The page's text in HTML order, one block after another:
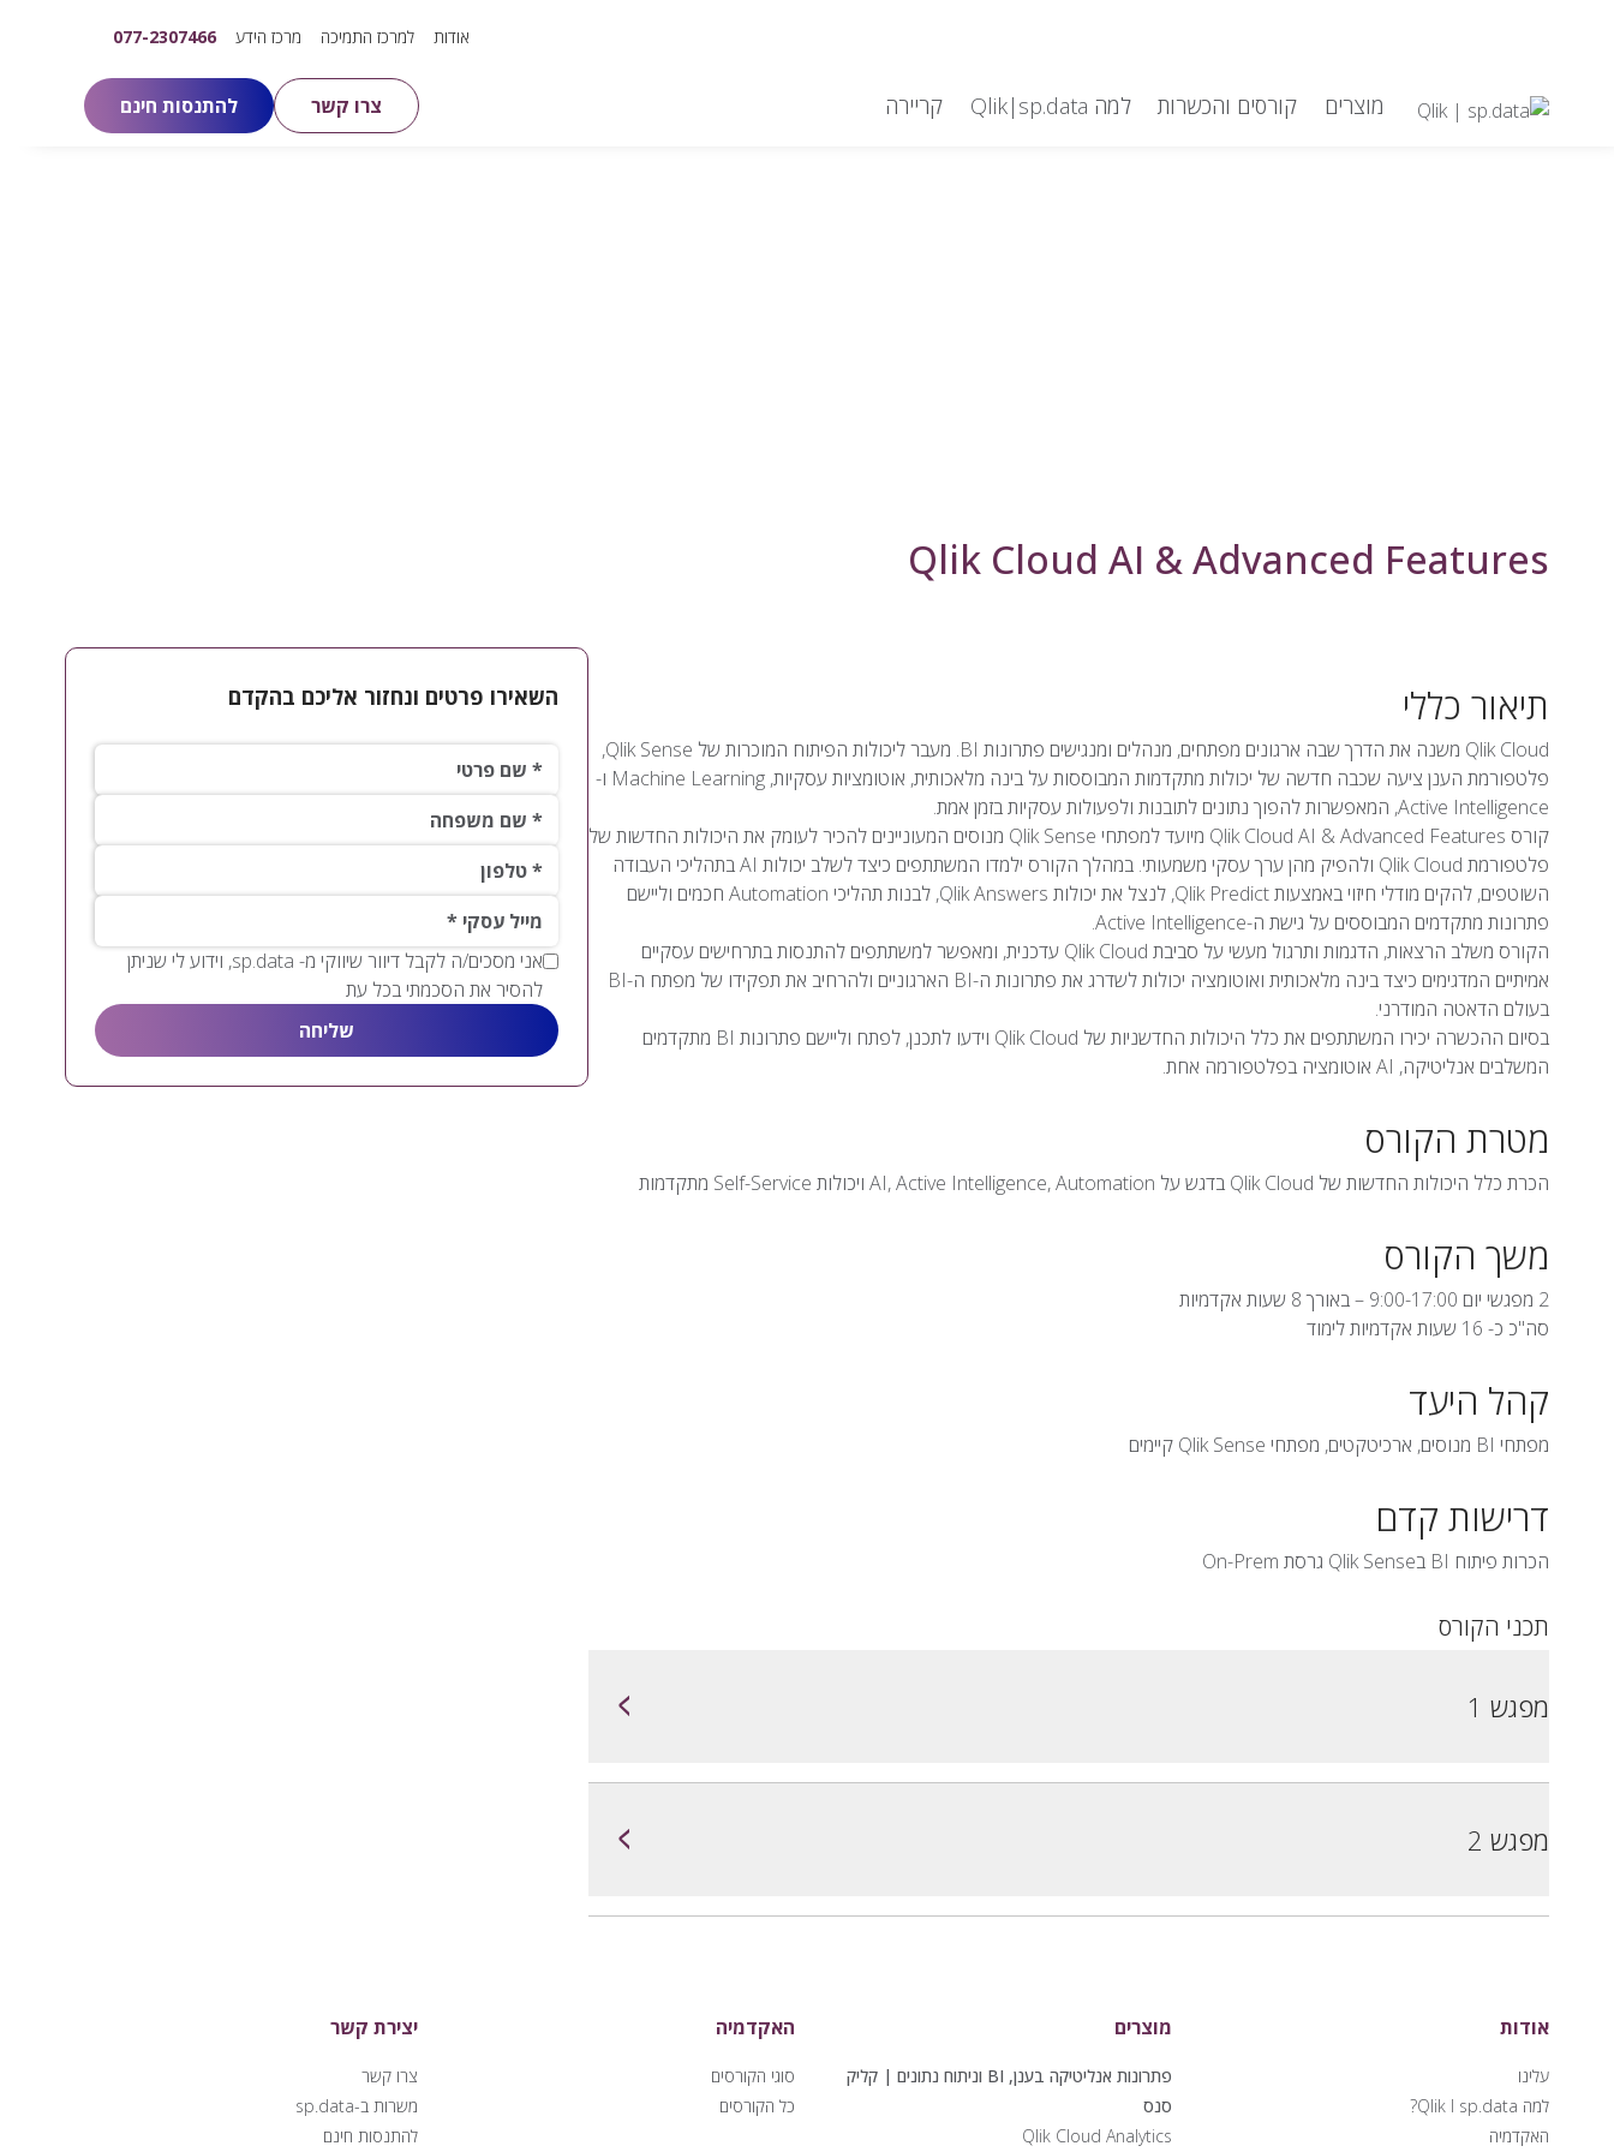
מוצרים קורסים והכשרות למה Qlik|sp.data קריירה
אודות למרכז התמיכה מרכז הידע 077-2307466
צרו קשר להתנסות חינם
Qlik Cloud AI & Advanced Features
תיאור כללי
Qlik Cloud משנה את הדרך שבה ארגונים מפתחים, מנהלים ומנגישים פתרונות BI. מעבר ליכולות הפיתוח המוכרות של Qlik Sense,
פלטפורמת הענן ציעה שכבה חדשה של יכולות מתקדמות המבוססות על בינה מלאכותית, אוטומציות עסקיות, Machine Learning ו-
Active Intelligence, המאפשרות להפוך נתונים לתובנות ולפעולות עסקיות בזמן אמת.
קורס Qlik Cloud AI & Advanced Features מיועד למפתחי Qlik Sense מנוסים המעוניינים להכיר לעומק את היכולות החדשות של
פלטפורמת Qlik Cloud ולהפיק מהן ערך עסקי משמעותי. במהלך הקורס ילמדו המשתתפים כיצד לשלב יכולות AI בתהליכי העבודה
השוטפים, להקים מודלי חיזוי באמצעות Qlik Predict, לנצל את יכולות Qlik Answers, לבנות תהליכי Automation חכמים וליישם
פתרונות מתקדמים המבוססים על גישת ה-Active Intelligence.
הקורס משלב הרצאות, הדגמות ותרגול מעשי על סביבת Qlik Cloud עדכנית, ומאפשר למשתתפים להתנסות בתרחישים עסקיים
אמיתיים המדגימים כיצד בינה מלאכותית ואוטומציה יכולות לשדרג את פתרונות ה-BI הארגוניים ולהרחיב את תפקידו של מפתח ה-BI
בעולם הדאטה המודרני.
בסיום ההכשרה יכירו המשתתפים את כלל היכולות החדשניות של Qlik Cloud וידעו לתכנן, לפתח וליישם פתרונות BI מתקדמים
המשלבים אנליטיקה, AI אוטומציה בפלטפורמה אחת.
מטרת הקורס
הכרת כלל היכולות החדשות של Qlik Cloud בדגש על AI, Active Intelligence, Automation ויכולות Self-Service מתקדמות
משך הקורס
2 מפגשי יום 9:00-17:00 – באורך 8 שעות אקדמיות
סה"כ כ- 16 שעות אקדמיות לימוד
קהל היעד
מפתחי BI מנוסים, ארכיטקטים, מפתחי Qlik Sense קיימים
דרישות קדם
הכרות פיתוח BI בQlik Sense גרסת On-Prem
תכני הקורס
מפגש 1 <
מפגש 2 <
השאירו פרטים ונחזור אליכם בהקדם
שם פרטי*
שם משפחה*
טלפון*
*מייל עסקי
אני מסכים/ה לקבל דיוור שיווקי מ- sp.data, וידוע לי שניתן
להסיר את הסכמתי בכל עת
אודות
עלינו
למה Qlik I sp.data?
האקדמיה
מוצרים
פתרונות אנליטיקה בענן, BI וניתוח נתונים | קליק
סנס
Qlik Cloud Analytics
האקדמיה
סוגי הקורסים
כל הקורסים
יצירת קשר
צרו קשר
משרות ב-sp.data
להתנסות חינם